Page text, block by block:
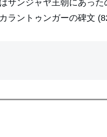
サンジャヤ王朝にあっ
ラントゥンガーの碑文